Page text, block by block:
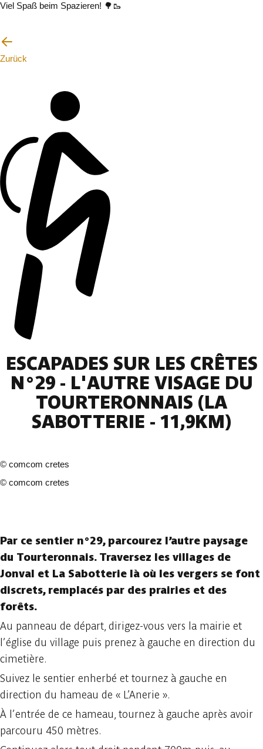
Viel Spaß beim Spazieren! 🌳🥾
Zurück
ESCAPADES SUR LES CRÊTES
N°29 - L'AUTRE VISAGE DU
TOURTERONNAIS (LA
SABOTTERIE - 11,9KM)
© comcom cretes
© comcom cretes
Par ce sentier n°29, parcourez l’autre paysage
du Tourteronnais. Traversez les villages de
Jonval et La Sabotterie là où les vergers se font
discrets, remplacés par des prairies et des
forêts.
Au panneau de départ, dirigez-vous vers la mairie et
l’église du village puis prenez à gauche en direction du
cimetière.
Suivez le sentier enherbé et tournez à gauche en
direction du hameau de « L’Anerie ».
À l’entrée de ce hameau, tournez à gauche après avoir
parcouru 450 mètres.